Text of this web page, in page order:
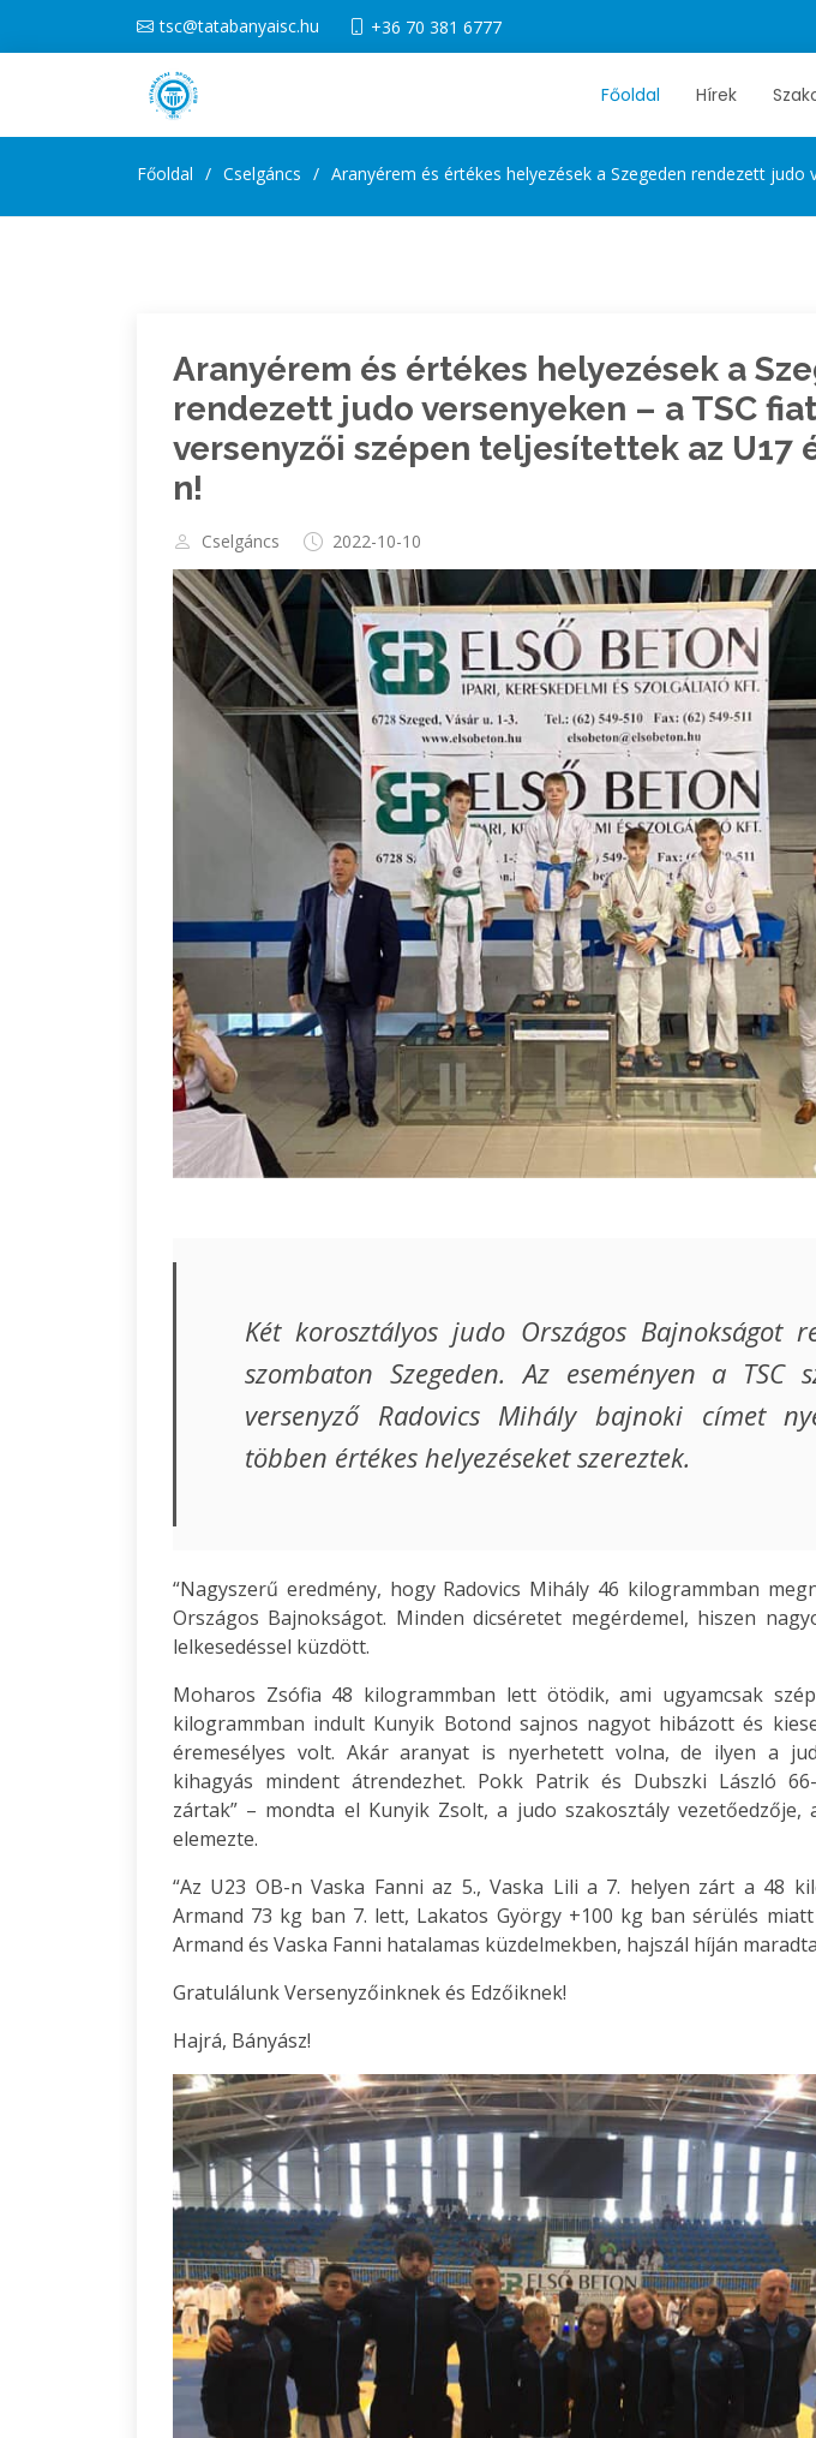
tsc@tatabanyaisc.hu +36 70 381 6777
Főoldal Hírek
Főoldal Cselgáncs Aranyérem és értékes helyezések a Szegeden rendezett
Aranyérem és értékes helyezések a
rendezett judo versenyeken – a TSC
versenyzői szépen teljesítettek az U17
n!
Cselgáncs 2022-10-10
Két korosztályos judo Országos Bajnokságot
szombaton Szegeden. Az eseményen a TSC
versenyző Radovics Mihály bajnoki címet
többen értékes helyezéseket szereztek.
“Nagyszerű eredmény, hogy Radovics Mihály 46 kilogrammban
Országos Bajnokságot. Minden dicséretet megérdemel, hiszen
lelkesedéssel küzdött.
Moharos Zsófia 48 kilogrammban lett ötödik, ami ugyamcsak
kilogrammban indult Kunyik Botond sajnos nagyot hibázott és
éremesélyes volt. Akár aranyat is nyerhetett volna, de ilyen a
kihagyás mindent átrendezhet. Pokk Patrik és Dubszki László
zártak” – mondta el Kunyik Zsolt, a judo szakosztály vezetőedzője,
elemezte.
“Az U23 OB-n Vaska Fanni az 5., Vaska Lili a 7. helyen zárt a 48
Armand 73 kg ban 7. lett, Lakatos György +100 kg ban sérülés
Armand és Vaska Fanni hatalamas küzdelmekben, hajszál híján
Gratulálunk Versenyzőinknek és Edzőiknek!
Hajrá, Bányász!